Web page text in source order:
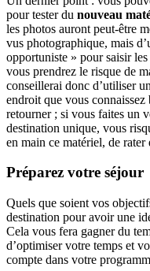
pour tester du nouveau
les photos auront peut-être
vus photographique, mais
opportuniste » pour saisir
vous prendrez le risque de
conseillerai donc d’utiliser
endroit que vous
retourner ; si vous faites un
destination unique, vous
en main ce matériel, de rater
Préparez votre séjour
Quels que soient vos
destination pour avoir une
Cela vous fera gagner du
d’optimiser votre temps et
compte dans votre